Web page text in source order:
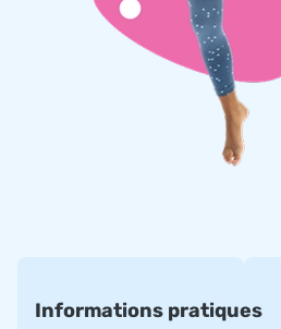
Informations pratiques